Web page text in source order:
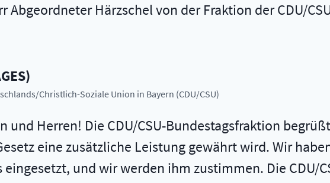
Härzschel von der Fraktion der CDU/
)
Christlich-Soziale Union in Bayern (CDU/CSU)
und Herren! Die CDU/CSU-Bundestagsfraktion
eine zusätzliche Leistung gewährt wird. Wir
eingesetzt, und wir werden ihm zustimmen. Die CDU/